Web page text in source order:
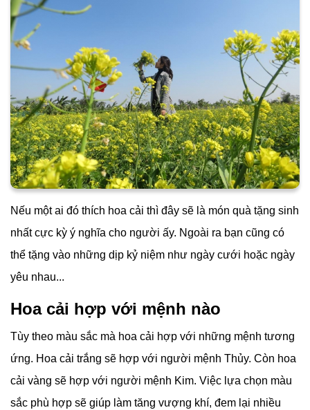
Nếu một ai đó thích hoa cải thì đây sẽ là món quà tặng sinh
nhất cực kỳ ý nghĩa cho người ấy. Ngoài ra bạn cũng có
thể tặng vào những dịp kỷ niệm như ngày cưới hoặc ngày
yêu nhau...
Hoa cải hợp với mệnh nào
Tùy theo màu sắc mà hoa cải hợp với những mệnh tương
ứng. Hoa cải trắng sẽ hợp với người mệnh Thủy. Còn hoa
cải vàng sẽ hợp với người mệnh Kim. Việc lựa chọn màu
sắc phù hợp sẽ giúp làm tăng vượng khí, đem lại nhiều